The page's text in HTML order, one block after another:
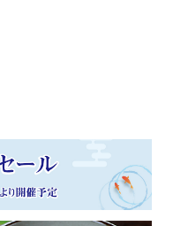
取引法の表記